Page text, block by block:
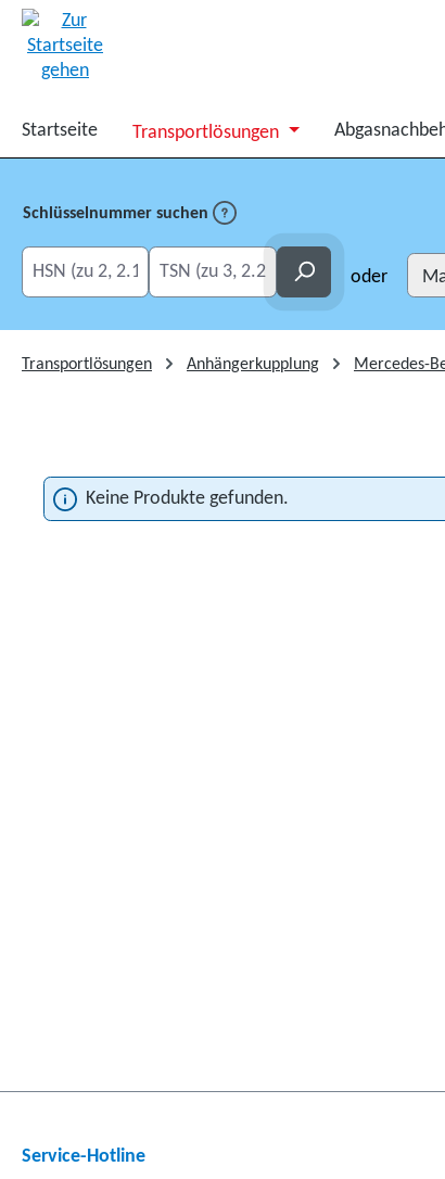
Startseite Transportlösungen
Schlüsselnummer suchen
HSN eingeben
TSN eingeben Suchen oder
Transportlösungen Anhängerkupplung Mercedes-
Keine Produkte gefunden.
Service-Hotline